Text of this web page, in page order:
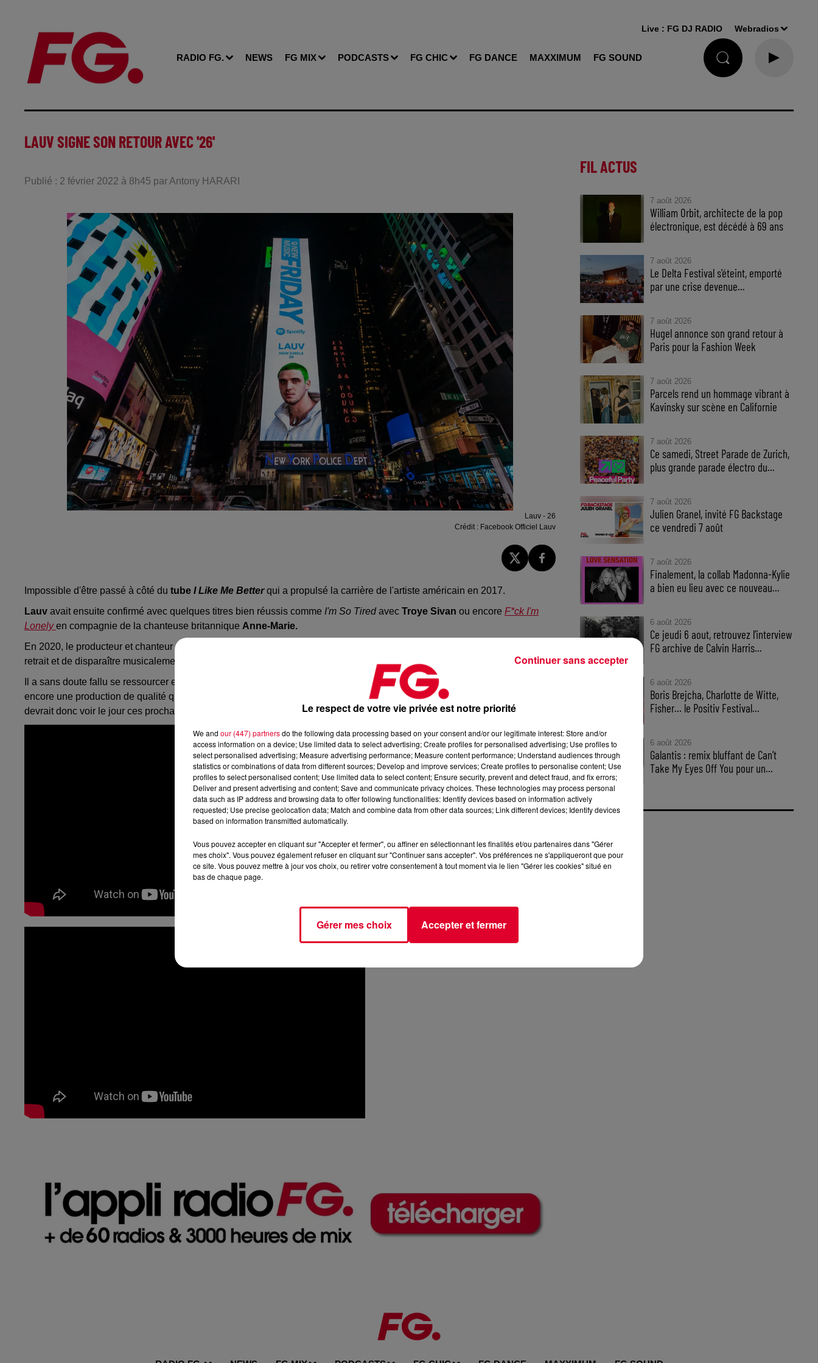
RADIO FG. NEWS FG MIX PODCASTS FG CHIC FG DANCE MAXXIMUM FG SOUND
Live : FG DJ RADIO Webradios
LAUV SIGNE SON RETOUR AVEC '26'
Publié : 2 février 2022 à 8h45 par Antony HARARI
Lauv - 26
Crédit : Facebook Officiel Lauv
Impossible d'être passé à côté du tube I Like Me Betterqui a propulsé la carrière de l'artiste américain en 2017.
Lauv avait ensuite confirmé avec quelques titres bien réussis comme I'm So Tiredavec Troye Sivan ou encore F*ck I'm
Lonelyen compagnie de la chanteuse britannique Anne-Marie.
En 2020, le producteur et chanteur sortait même son premier album intitulé
retrait et de disparaître musicalement des radars.
Il a sans doute fallu se ressourcer et faire un bon break avant de revenir en 2022 avec son tout nouveau single '
encore une production de qualité que livre
, annonçant la couleur avant un deuxième album qui est déjà prêt et qui
devrait donc voir le jour ces prochains mois.
FIL ACTUS
7 août 2026
William Orbit, architecte de la pop
électronique, est décédé à 69 ans
7 août 2026
Le Delta Festival s'éteint, emporté
par une crise devenue...
7 août 2026
Hugel annonce son grand retour à
Paris pour la Fashion Week
7 août 2026
Parcels rend un hommage vibrant à
Kavinsky sur scène en Californie
7 août 2026
Ce samedi, Street Parade de Zurich,
plus grande parade électro du...
7 août 2026
Julien Granel, invité FG Backstage
ce vendredi 7 août
7 août 2026
Finalement, la collab Madonna-Kylie
a bien eu lieu avec ce nouveau...
6 août 2026
Ce jeudi 6 aout, retrouvez l'interview
FG archive de Calvin Harris...
6 août 2026
Boris Brejcha, Charlotte de Witte,
Fisher… le Positiv Festival...
6 août 2026
Galantis : remix bluffant de Can’t
Take My Eyes Off You pour un...
Le respect de votre vie privée est notre priorité
We and our (447) partnersdo the following data processing based on your consent and/or our legitimate interest: Store and/or
access information on a device; Use limited data to select advertising; Create profiles for personalised advertising; Use profiles to
select personalised advertising; Measure advertising performance; Measure content performance; Understand audiences through
statistics or combinations of data from different sources; Develop and improve services; Create profiles to personalise content; Use
profiles to select personalised content; Use limited data to select content; Ensure security, prevent and detect fraud, and fix errors;
Deliver and present advertising and content; Save and communicate privacy choices. These technologies may process personal
data such as IP address and browsing data to offer following functionalities: Identify devices based on information actively
requested; Use precise geolocation data; Match and combine data from other data sources; Link different devices; Identify devices
based on information transmitted automatically.
Vous pouvez accepter en cliquant sur "Accepter et fermer", ou affiner en sélectionnant les finalités et/ou partenaires dans "Gérer
mes choix". Vous pouvez également refuser en cliquant sur "Continuer sans accepter". Vos préférences ne s'appliqueront que pour
ce site. Vous pouvez mettre à jour vos choix, ou retirer votre consentement à tout moment via le lien "Gérer les cookies" situé en
bas de chaque page.
Gérer mes choix Accepter et fermer
Continuer sans accepter